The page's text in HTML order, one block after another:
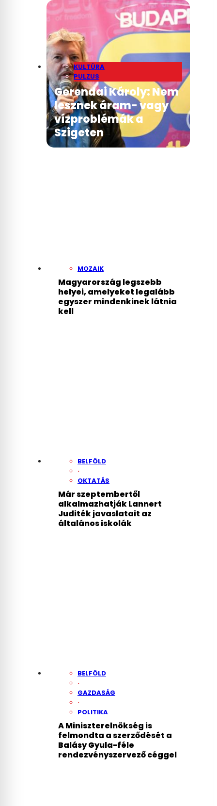
KULTÚRA
PULZUS
Gerendai Károly: Nem
lesznek áram- vagy
vízproblémák a
Szigeten
MOZAIK
Magyarország legszebb
helyei, amelyeket legalább
egyszer mindenkinek látnia
kell
BELFÖLD
·
OKTATÁS
Már szeptembertől
alkalmazhatják Lannert
Juditék javaslatait az
általános iskolák
BELFÖLD
·
GAZDASÁG
·
POLITIKA
A Miniszterelnökség is
felmondta a szerződését a
Balásy Gyula-féle
rendezvényszervező céggel